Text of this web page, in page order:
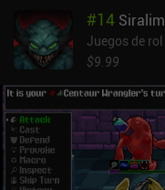
#14
Juegos de rol
$9.99